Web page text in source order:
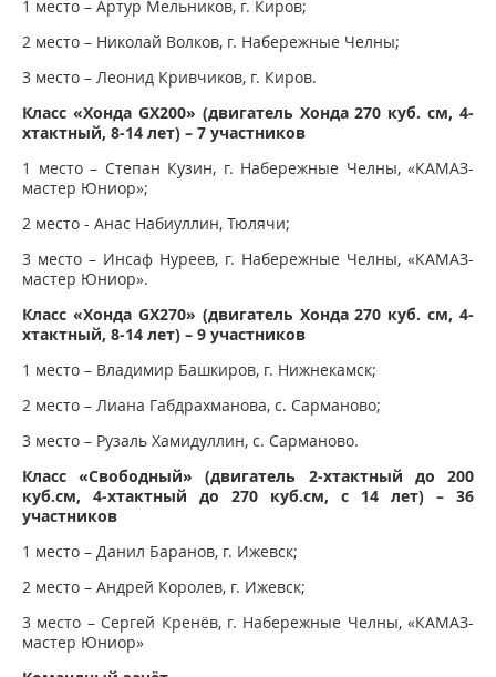
1 место – Артур Мельников, г. Киров;
2 место – Николай Волков, г. Набережные Челны;
3 место – Леонид Кривчиков, г. Киров.
Класс «Хонда GX200» (двигатель Хонда 270 куб. см, 4-
хтактный, 8-14 лет) – 7 участников
1 место – Степан Кузин, г. Набережные Челны, «КАМАЗ-
мастер Юниор»;
2 место - Анас Набиуллин, Тюлячи;
3 место – Инсаф Нуреев, г. Набережные Челны, «КАМАЗ-
мастер Юниор».
Класс «Хонда GX270» (двигатель Хонда 270 куб. см, 4-
хтактный, 8-14 лет) – 9 участников
1 место – Владимир Башкиров, г. Нижнекамск;
2 место – Лиана Габдрахманова, с. Сарманово;
3 место – Рузаль Хамидуллин, с. Сарманово.
Класс «Свободный» (двигатель 2-хтактный до 200
куб.см, 4-хтактный до 270 куб.см, с 14 лет) – 36
участников
1 место – Данил Баранов, г. Ижевск;
2 место – Андрей Королев, г. Ижевск;
3 место – Сергей Кренёв, г. Набережные Челны, «КАМАЗ-
мастер Юниор»